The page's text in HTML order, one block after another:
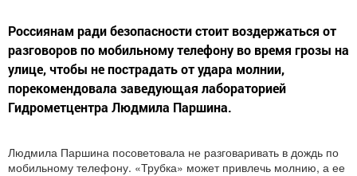
Россиянам ради безопасности стоит воздержаться от
разговоров по мобильному телефону во время грозы на
улице, чтобы не пострадать от удара молнии,
порекомендовала заведующая лабораторией
Гидрометцентра Людмила Паршина.
Людмила Паршина посоветовала не разговаривать в дождь по
мобильному телефону. «Трубка» может привлечь молнию, а ее